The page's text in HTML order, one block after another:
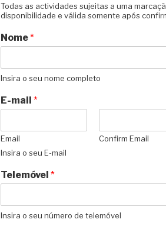
Todas as actividades sujeitas a uma
disponibilidade e válida somente após
Nome*
Insira o seu nome completo
E-mail *
Email
Confirm Email
Insira o seu E-mail
Telemóvel *
Insira o seu número de telemóvel